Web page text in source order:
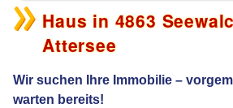
Haus in 4863
Attersee
Wir suchen Ihre Immobilie –
warten bereits!